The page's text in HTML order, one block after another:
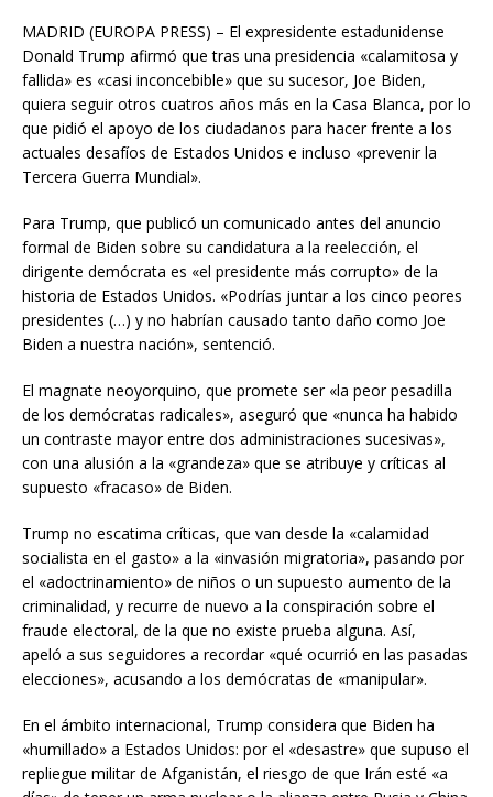
MADRID (EUROPA PRESS) – El expresidente estadunidense
Donald Trump afirmó que tras una presidencia «calamitosa y
fallida» es «casi inconcebible» que su sucesor, Joe Biden,
quiera seguir otros cuatros años más en la Casa Blanca, por lo
que pidió el apoyo de los ciudadanos para hacer frente a los
actuales desafíos de Estados Unidos e incluso «prevenir la
Tercera Guerra Mundial».
Para Trump, que publicó un comunicado antes del anuncio
formal de Biden sobre su candidatura a la reelección, el
dirigente demócrata es «el presidente más corrupto» de la
historia de Estados Unidos. «Podrías juntar a los cinco peores
presidentes (…) y no habrían causado tanto daño como Joe
Biden a nuestra nación», sentenció.
El magnate neoyorquino, que promete ser «la peor pesadilla
de los demócratas radicales», aseguró que «nunca ha habido
un contraste mayor entre dos administraciones sucesivas»,
con una alusión a la «grandeza» que se atribuye y críticas al
supuesto «fracaso» de Biden.
Trump no escatima críticas, que van desde la «calamidad
socialista en el gasto» a la «invasión migratoria», pasando por
el «adoctrinamiento» de niños o un supuesto aumento de la
criminalidad, y recurre de nuevo a la conspiración sobre el
fraude electoral, de la que no existe prueba alguna. Así,
apeló a sus seguidores a recordar «qué ocurrió en las pasadas
elecciones», acusando a los demócratas de «manipular».
En el ámbito internacional, Trump considera que Biden ha
«humillado» a Estados Unidos: por el «desastre» que supuso el
repliegue militar de Afganistán, el riesgo de que Irán esté «a